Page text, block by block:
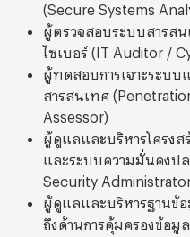
(Secure Systems
ผู้ตรวจสอบระบบสารส
ไซเบอร์ (IT Auditor /
ผู้ทดสอบการเจาะระบบ
สารสนเทศ
Assessor)
ผู้ดูแลและบริหารโครงส
และระบบความมั่นคงป
Security
ผู้ดูแลและบริหารฐานข้
ถึงด้านการคุ้มครองข้อมู